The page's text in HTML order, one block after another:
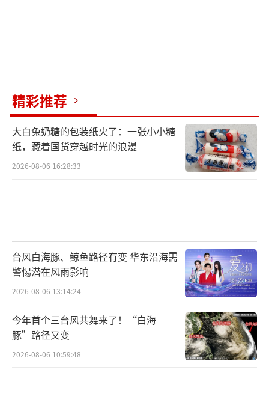
精彩推荐
大白兔奶糖的包装纸火了：一张小小糖
纸，藏着国货穿越时光的浪漫
2026-08-06 16:28:33
台风白海豚、鲸鱼路径有变 华东沿海需
警惕潜在风雨影响
2026-08-06 13:14:24
今年首个三台风共舞来了！“白海
豚”路径又变
2026-08-06 10:59:48